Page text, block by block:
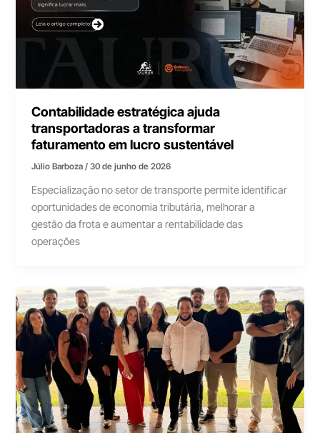
Contabilidade estratégica ajuda
transportadoras a transformar
faturamento em lucro sustentável
Júlio Barboza/30 de junho de 2026
Especialização no setor de transporte permite identificar
oportunidades de economia tributária, melhorar a
gestão da frota e aumentar a rentabilidade das
operações